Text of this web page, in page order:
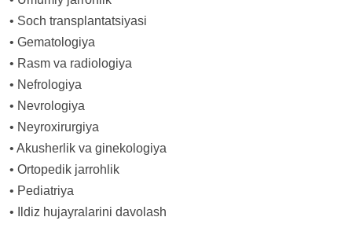
• Soch transplantatsiyasi
• Gematologiya
• Rasm va radiologiya
• Nefrologiya
• Nevrologiya
• Neyroxirurgiya
• Akusherlik va ginekologiya
• Ortopedik jarrohlik
• Pediatriya
•
Ildiz hujayralarini davolash